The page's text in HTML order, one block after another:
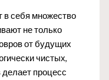
в себя множество
не только
от будущих
чистых,
процесс